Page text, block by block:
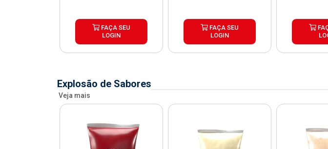
FAÇA SEU
LOGIN
FAÇA SEU
LOGIN
Explosão de Sabores
Veja mais